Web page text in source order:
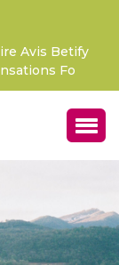
Avis Betify
Fo